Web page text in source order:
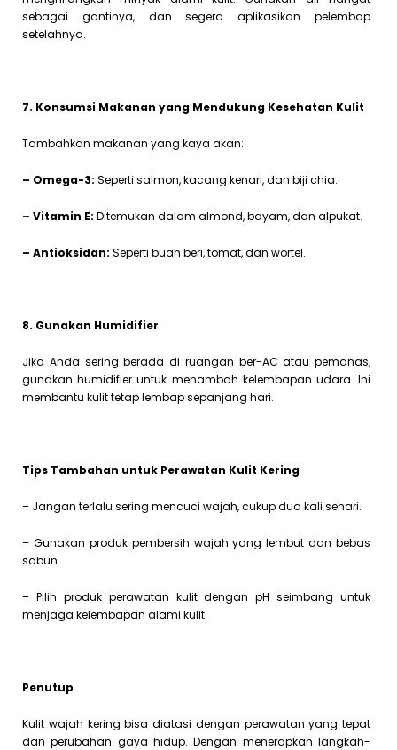
sebagai gantinya, dan segera aplikasikan pelembap
setelahnya.
7. Konsumsi Makanan yang Mendukung Kesehatan Kulit
Tambahkan makanan yang kaya akan:
– Omega-3: Seperti salmon, kacang kenari, dan biji chia.
– Vitamin E: Ditemukan dalam almond, bayam, dan alpukat.
– Antioksidan: Seperti buah beri, tomat, dan wortel.
8. Gunakan Humidifier
Jika Anda sering berada di ruangan ber-AC atau pemanas,
gunakan humidifier untuk menambah kelembapan udara. Ini
membantu kulit tetap lembap sepanjang hari.
Tips Tambahan untuk Perawatan Kulit Kering
– Jangan terlalu sering mencuci wajah, cukup dua kali sehari.
– Gunakan produk pembersih wajah yang lembut dan bebas
sabun.
– Pilih produk perawatan kulit dengan pH seimbang untuk
menjaga kelembapan alami kulit.
Penutup
Kulit wajah kering bisa diatasi dengan perawatan yang tepat
dan perubahan gaya hidup. Dengan menerapkan langkah-